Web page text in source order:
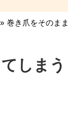
» 巻き爪をそのま
しまう